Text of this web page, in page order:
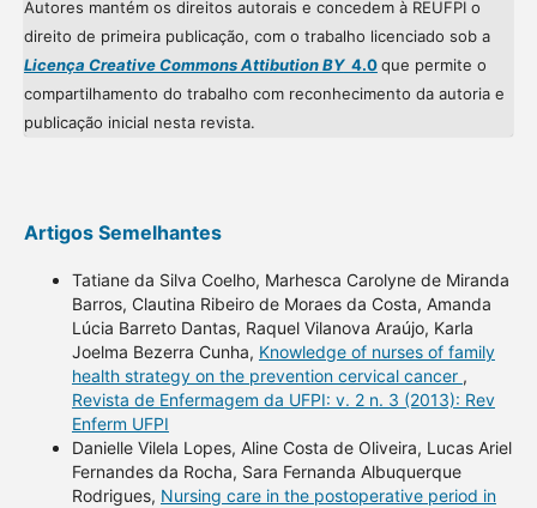
Autores mantém os direitos autorais e concedem à REUFPI o
direito de primeira publicação, com o trabalho licenciado sob a
Licença Creative Commons Attibution BY4.0que permite o
compartilhamento do trabalho com reconhecimento da autoria e
publicação inicial nesta revista.
Artigos Semelhantes
Tatiane da Silva Coelho, Marhesca Carolyne de Miranda
Barros, Clautina Ribeiro de Moraes da Costa, Amanda
Lúcia Barreto Dantas, Raquel Vilanova Araújo, Karla
Joelma Bezerra Cunha, Knowledge of nurses of family
health strategy on the prevention cervical cancer ,
Revista de Enfermagem da UFPI: v. 2 n. 3 (2013): Rev
Enferm UFPI
Danielle Vilela Lopes, Aline Costa de Oliveira, Lucas Ariel
Fernandes da Rocha, Sara Fernanda Albuquerque
Rodrigues, Nursing care in the postoperative period in